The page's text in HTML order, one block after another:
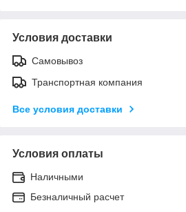
Условия доставки
Самовывоз
Транспортная компания
Все условия доставки
Условия оплаты
Наличными
Безналичный расчет